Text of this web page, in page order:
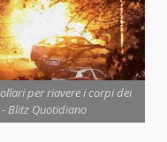
per riavere i corpi dei
Blitz Quotidiano